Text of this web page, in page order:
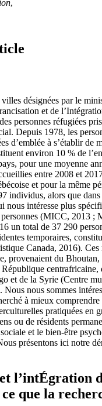
,
désignées par le
et de
personnes réfugiées
Depuis 1978, les
d’emblée à s’établir de
environ 10 % de
pour une moyenne
entre 2008 et
et pour la même
individus, alors que
nous intéresse plus
personnes (MICC, 2013 ;
un total de 37 290
temporaires,
Canada, 2016). Ces
provenaient du
centrafricaine,
et de la Syrie (Centre
nous sommes
à mieux comprendre
pratiquées en
ou de résidents
et le bien-être
présentons ici notre
l’intÉgration
que la